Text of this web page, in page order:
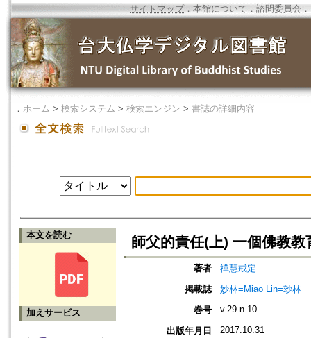
サイトマップ．本館について ． 諮問委員会 ．
． ホーム > 検索システム > 検索エンジン > 書誌の詳細内容
本文を読む
加えサービス
師父的責任(上) 一個佛教
著者
禪慧戒定
掲載誌
妙林=Miao Lin=玅林
巻号
v.29 n.10
出版年月日 2017.10.31